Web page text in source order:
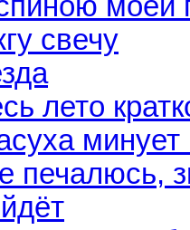
моей
свечу
лето
минует
печалюсь,